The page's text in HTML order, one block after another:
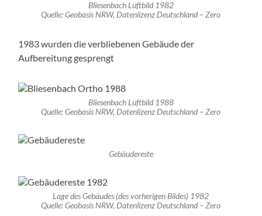
Bliesenbach Luftbild 1982
Quelle: Geobasis NRW, Datenlizenz Deutschland – Zero
1983 wurden die verbliebenen Gebäude der
Aufbereitung gesprengt
Bliesenbach Luftbild 1988
Quelle: Geobasis NRW, Datenlizenz Deutschland – Zero
Gebäudereste
Lage des Gebäudes (des vorherigen Bildes) 1982
Quelle: Geobasis NRW, Datenlizenz Deutschland – Zero